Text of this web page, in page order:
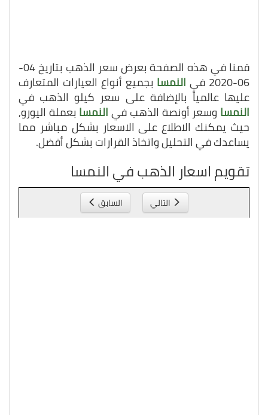
قمنا في هذه الصفحة بعرض سعر الذهب بتاريخ 04-
06-2020 في النمسا بجميع أنواع العيارات المتعارف
عليها عالمياً بالإضافة على سعر كيلو الذهب في
النمسا وسعر أونصة الذهب فيالنمسا بعملة اليورو,
حيث يمكنك الاطلاع على الاسعار بشكل مباشر مما
يساعدك في التحليل واتخاذ القرارات بشكل أفضل.
تقويم اسعار الذهب في النمسا
التالي السابق